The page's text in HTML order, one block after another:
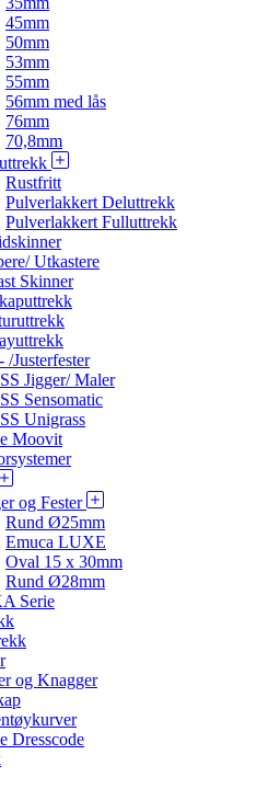
45mm
50mm
53mm
55mm
56mm med lås
76mm
70,8mm
Rustfritt
Pulverlakkert Deluttrekk
Pulverlakkert Fulluttrekk
Utkastere
Skinner
/Justerfester
Jigger/ Maler
Sensomatic
Unigrass
Moovit
og Fester
Rund Ø25mm
Emuca LUXE
Oval 15 x 30mm
Rund Ø28mm
Serie
og Knagger
Dresscode